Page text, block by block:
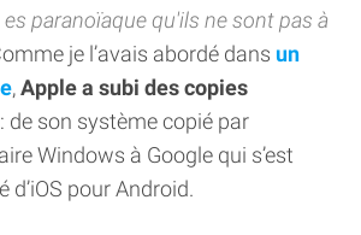
paranoïaque qu'ils ne sont pas à
je l’avais abordé dans un
,Apple a subi des copies
: de son système copié par
Windows à Google qui s’est
d’iOS pour Android.